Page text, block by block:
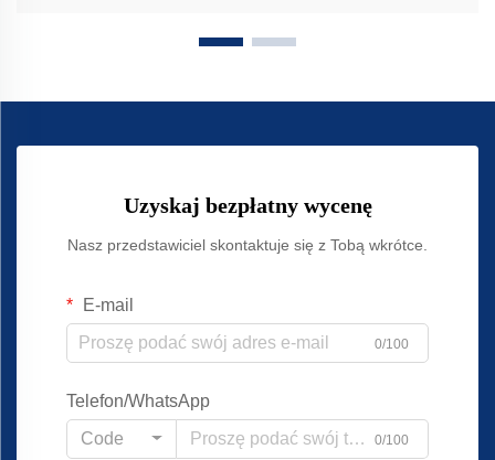
Uzyskaj bezpłatny wycenę
Nasz przedstawiciel skontaktuje się z Tobą wkrótce.
E-mail
0/100
Telefon/WhatsApp
Code
0/100